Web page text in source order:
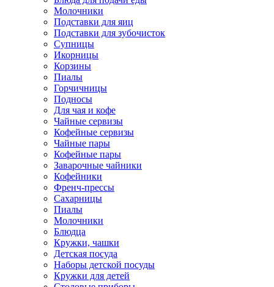
Молочники
Подставки для яиц
Подставки для зубочисток
Супницы
Икорницы
Корзины
Пиалы
Горчичницы
Подносы
Для чая и кофе
Чайные сервизы
Кофейные сервизы
Чайные пары
Кофейные пары
Заварочные чайники
Кофейники
Френч-прессы
Сахарницы
Пиалы
Молочники
Блюдца
Кружки, чашки
Детская посуда
Наборы детской посуды
Кружки для детей